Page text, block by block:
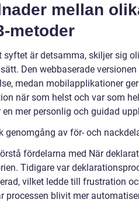
mellan
metoder
syftet är detsamma, skiljer sig
Den webbaserade
medan mobilapplikationer
när som helst och var som
en mer personlig och guidad
genomgång av för- och
fördelarna med När
Tidigare var
vilket ledde till frustration
processen blivit mer